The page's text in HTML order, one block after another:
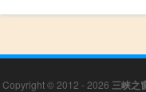
Copyright © 2012 - 2026 三峡之